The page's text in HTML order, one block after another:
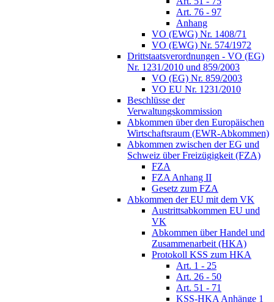
Art. 76 - 97
Anhang
VO (EWG) Nr. 1408/71
VO (EWG) Nr. 574/1972
Drittstaatsverordnungen - VO (EG)
Nr. 1231/2010 und 859/2003
VO (EG) Nr. 859/2003
VO EU Nr. 1231/2010
Beschlüsse der
Verwaltungskommission
Abkommen über den Europäischen
Wirtschaftsraum (EWR-Abkommen)
Abkommen zwischen der EG und
Schweiz über Freizügigkeit (FZA)
FZA
FZA Anhang II
Gesetz zum FZA
Abkommen der EU mit dem VK
Austrittsabkommen EU und
VK
Abkommen über Handel und
Zusammenarbeit (HKA)
Protokoll KSS zum HKA
Art. 1 - 25
Art. 26 - 50
Art. 51 - 71
KSS-HKA Anhänge 1